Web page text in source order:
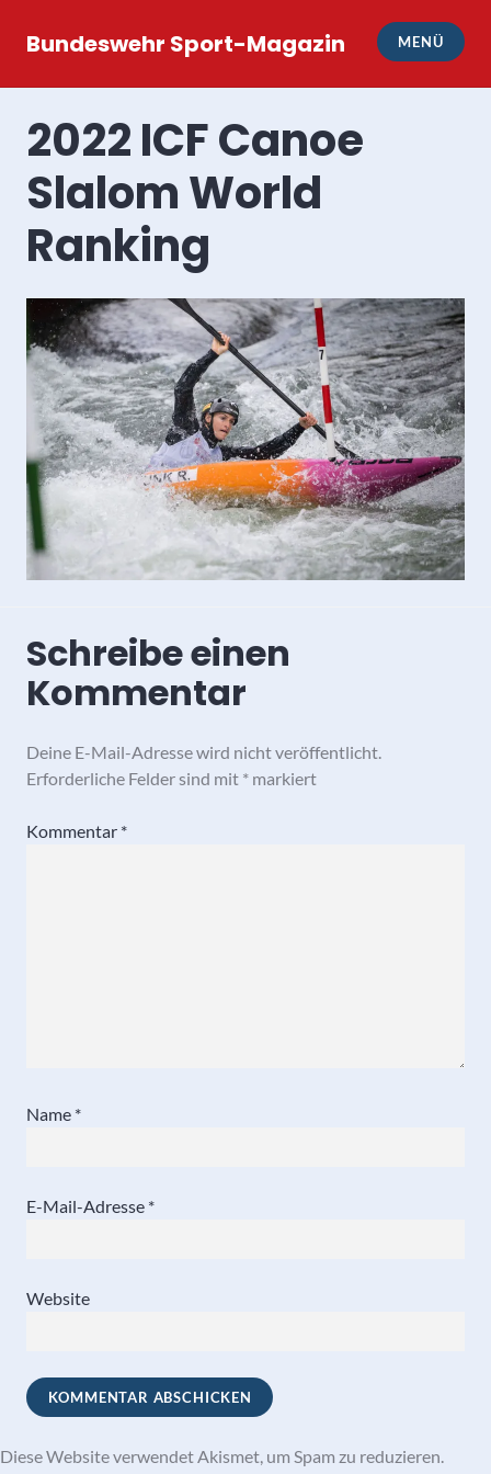
InhaltBundeswehr Sport-Magazin MENÜ
2022 ICF Canoe
Slalom World
Ranking
Schreibe einen
Kommentar
Deine E-Mail-Adresse wird nicht veröffentlicht.
Erforderliche Felder sind mit * markiert
Kommentar *
Name *
E-Mail-Adresse *
Website
Diese Website verwendet Akismet, um Spam zu reduzieren.